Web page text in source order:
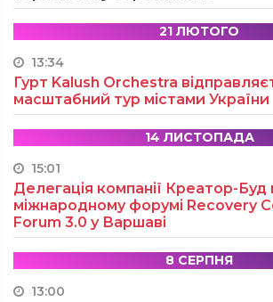
21 ЛЮТОГО
13:34
Гурт Kalush Orchestra
масштабний тур містами України
14 ЛИСТОПАДА
15:01
Делегація компанії Креатор-Буд
міжнародному форумі Recovery
Forum 3.0 у Варшаві
8 СЕРПНЯ
13:00